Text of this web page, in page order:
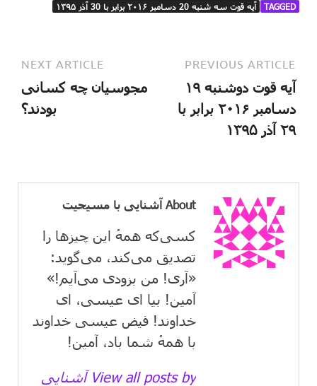
TAGGED آیه قوت سه شنبه 20 دسامبر ۲۰۱۶ برابر با 30 آذر ۱۳۹۵
PREVIOUS ARTICLE
آیه قوت دوشنبه ۱۹
دسامبر ۲۰۱۶ برابر با
۲۹ آذر ۱۳۹۵
NEXT ARTICLE
مجوسیان چه کسانی
بودند؟
About آشنایی با مسیحیت
کسی‌که همهٔ این چیزها را
تصدیق می‌كند، می‌گوید:
«آری! من بزودی می‌آیم!»
آمین! بیا ای عیسی، ای
خداوند! فیض عیسی خداوند
با همهٔ شما باد، آمین!
View all posts by آشنایی